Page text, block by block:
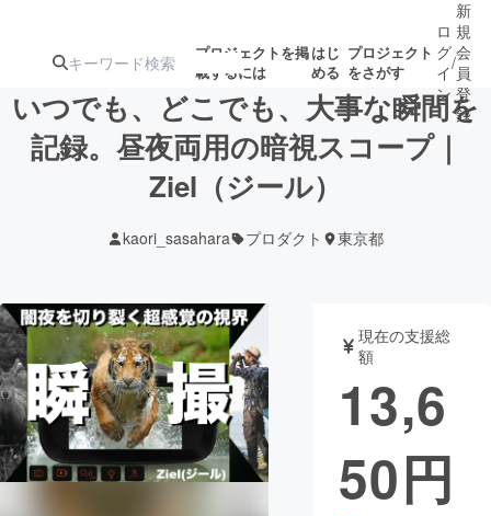
プロジェクトを掲
載するには
はじ
める
プロジェクト
をさがす
注目のリ 注目の新着プロ募集終了が近いプ
ロジェクト
テクノロジー・ガジェット
映像・映画 書籍・雑誌
ビジネス・起業 チャレンジ
ロ
グ
イ
ン
/
新
規
会
員
登
録
いつでも、どこでも、大事な瞬間を
記録。昼夜両用の暗視スコープ｜
Ziel（ジール）
kaori_sasahara プロダクト 東京都
現在の支援総
額
13,6
50円